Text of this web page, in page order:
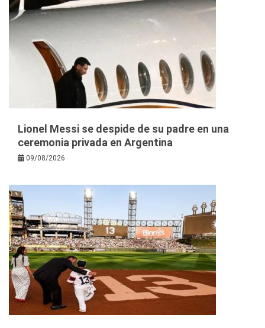
Lionel Messi se despide de su padre en una
ceremonia privada en Argentina
09/08/2026